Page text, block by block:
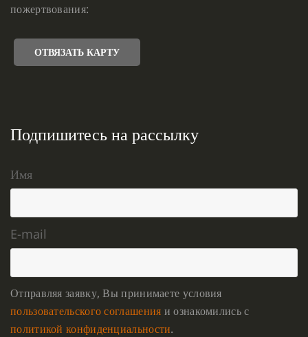
пожертвования:
ОТВЯЗАТЬ КАРТУ
Подпишитесь на рассылку
Имя
E-mail
Отправляя заявку, Вы принимаете условия
пользовательского соглашения и ознакомились с
политикой конфиденциальности.